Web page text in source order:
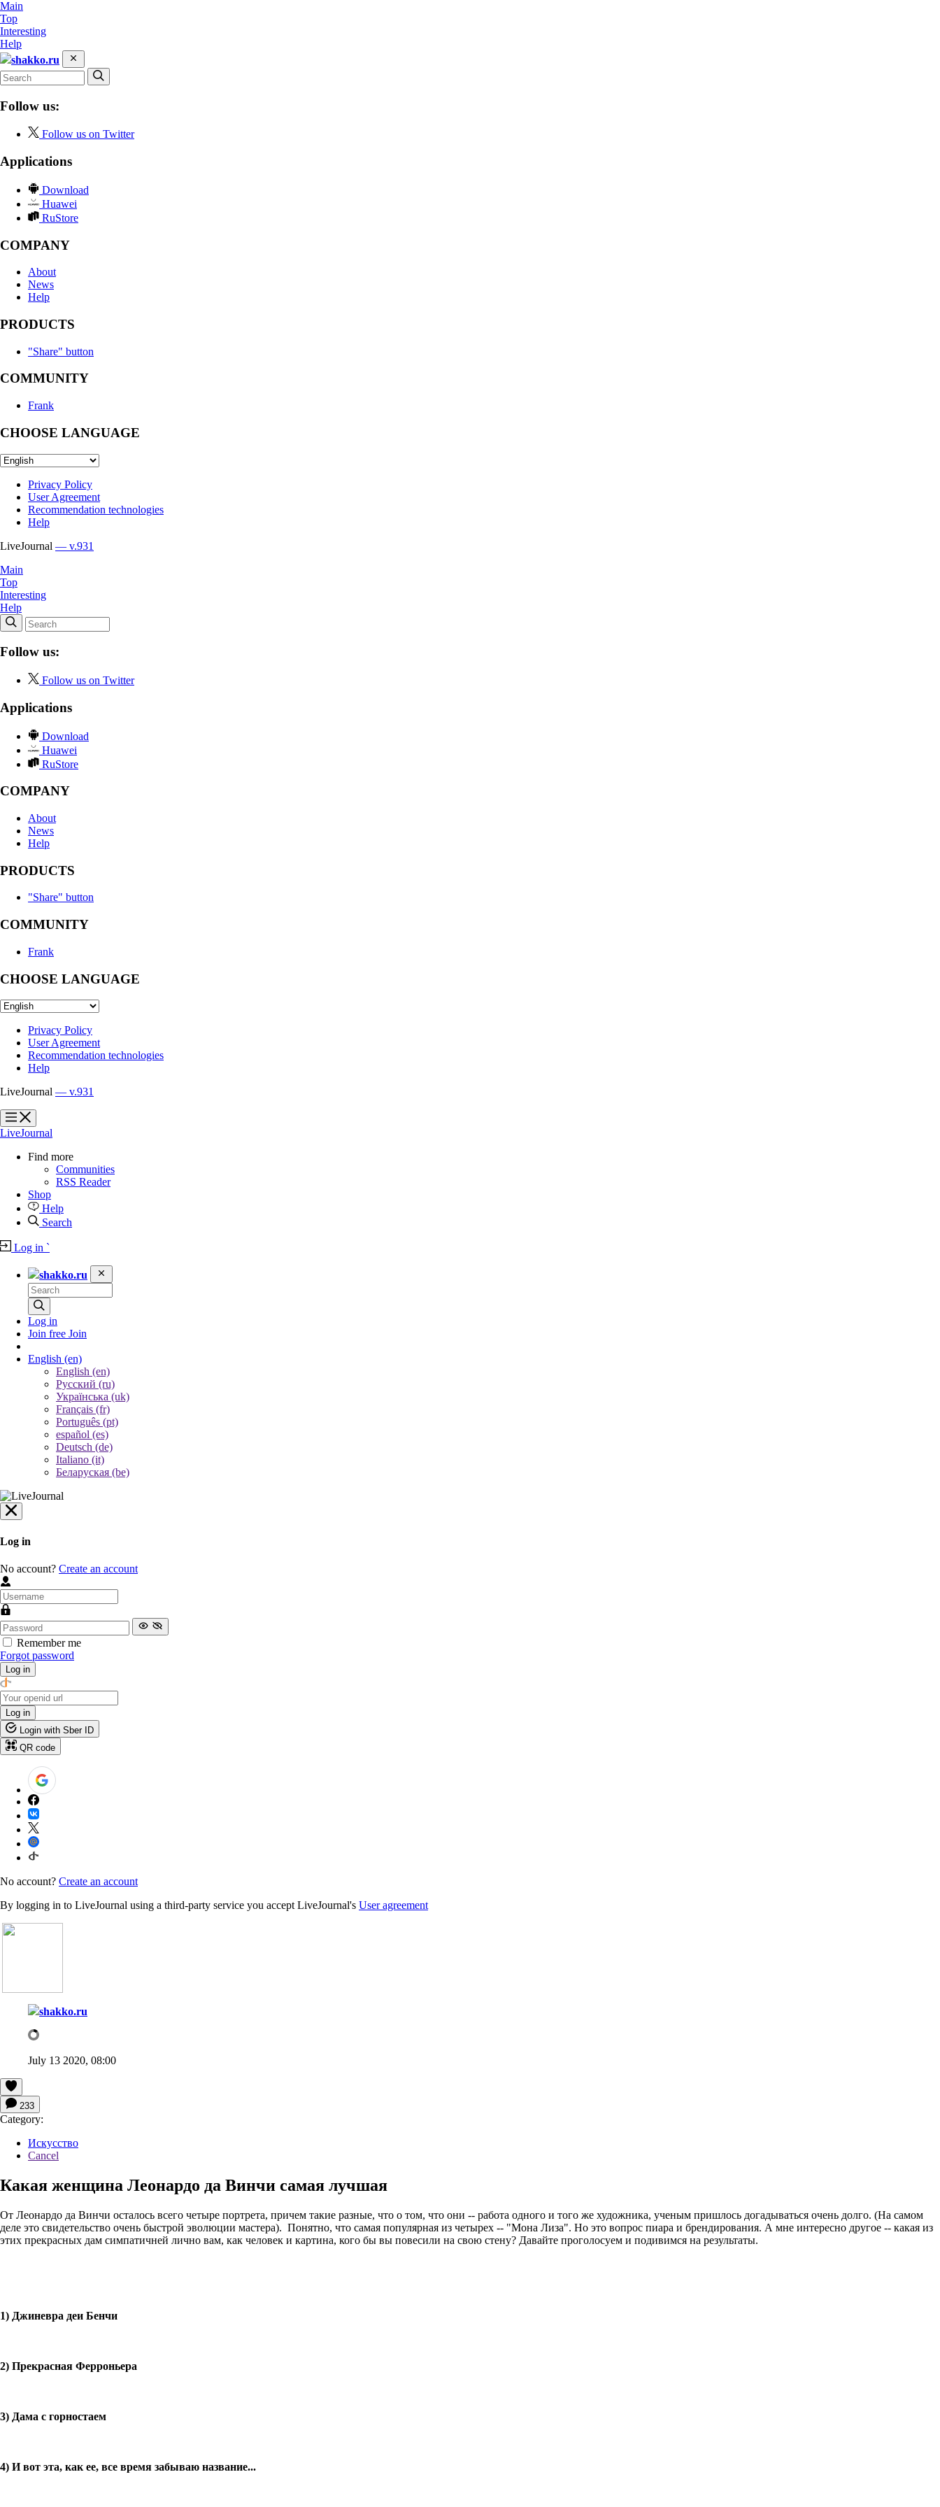
Main
Top
Interesting
Help
shakko.ru
Follow us:
Follow us on Twitter
Applications
Download
Huawei
RuStore
COMPANY
About
News
Help
PRODUCTS
"Share" button
COMMUNITY
Frank
CHOOSE LANGUAGE
Privacy Policy
User Agreement
Recommendation technologies
Help
LiveJournal — v.931
Main
Top
Interesting
Help
Follow us:
Follow us on Twitter
Applications
Download
Huawei
RuStore
COMPANY
About
News
Help
PRODUCTS
"Share" button
COMMUNITY
Frank
CHOOSE LANGUAGE
Privacy Policy
User Agreement
Recommendation technologies
Help
LiveJournal — v.931
?
?
LiveJournal
Find more
Communities
RSS Reader
Shop
Help
Search
Log in `
shakko.ru
Log in
Join free Join
English (en)
English (en)
Русский (ru)
Українська (uk)
Français (fr)
Português (pt)
español (es)
Deutsch (de)
Italiano (it)
Беларуская (be)
Log in
No account? Create an account
Remember me
Forgot password
Log in
Log in
Login with Sber ID
QR code
No account? Create an account
By logging in to LiveJournal using a third-party service you accept LiveJournal's User agreement
shakko.ru
July 13 2020, 08:00
233
Category:
Искусство
Cancel
Какая женщина Леонардо да Винчи самая лучшая
От Леонардо да Винчи осталось всего четыре портрета, причем такие разные, что о том, что они -- работа одного и того же художника, ученым пришлось догадываться очень долго. (На самом
деле это свидетельство очень быстрой эволюции мастера). Понятно, что самая популярная из четырех -- "Мона Лиза". Но это вопрос пиара и брендирования. А мне интересно другое -- какая из
этих прекрасных дам симпатичней лично вам, как человек и картина, кого бы вы повесили на свою стену? Давайте проголосуем и подивимся на результаты.
1) Джиневра деи Бенчи
2) Прекрасная Ферроньера
3) Дама с горностаем
4) И вот эта, как ее, все время забываю название...